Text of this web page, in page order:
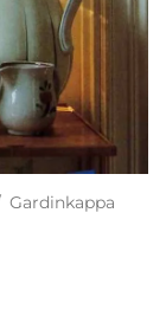
Gardinkappa